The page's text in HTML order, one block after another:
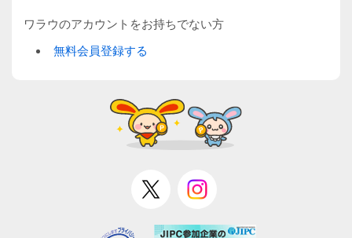
ワラウのアカウントをお持ちでない方
無料会員登録する